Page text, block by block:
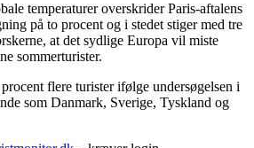
temperaturer overskrider Paris-aftalens
på to procent og i stedet stiger med tre
at det sydlige Europa vil miste
sommerturister.
flere turister ifølge undersøgelsen i
som Danmark, Sverige, Tyskland og